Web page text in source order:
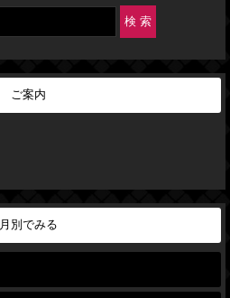
ご案内
月別でみる